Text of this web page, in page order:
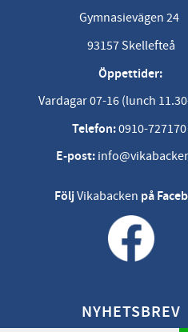
Gymnasievägen 24
93157 Skellefteå
Öppettider:
Vardagar 07-16 (lunch
Telefon:0910-727170
E-post:
FöljVikabacken på
NYHETSBREV